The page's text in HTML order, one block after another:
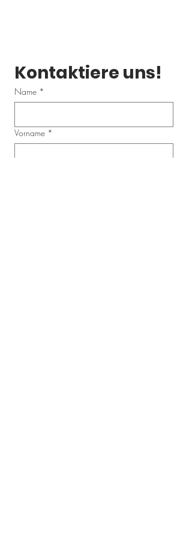
Kontaktiere uns!
Name *
Vorname *